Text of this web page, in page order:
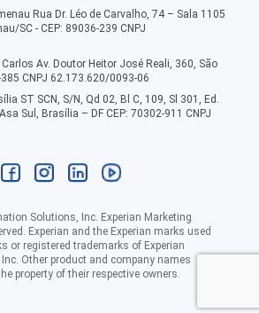
Rua Dr. Léo de Carvalho, 74 – Sala 1105
SC - CEP: 89036-239 CNPJ
Av. Doutor Heitor José Reali, 360, São
CNPJ 62.173.620/0093-06
ST SCN, S/N, Qd 02, Bl C, 109, Sl 301, Ed.
Sul, Brasília – DF CEP: 70302-911 CNPJ
Solutions, Inc. Experian Marketing
Experian and the Experian marks used
or registered trademarks of Experian
Other product and company names
property of their respective owners.